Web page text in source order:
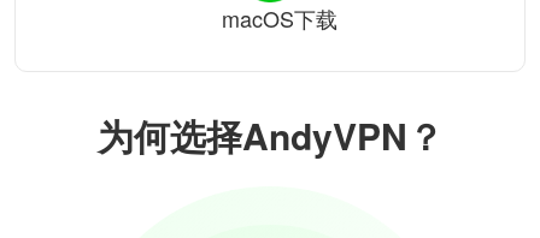
为何选择AndyVPN？
macOS下载